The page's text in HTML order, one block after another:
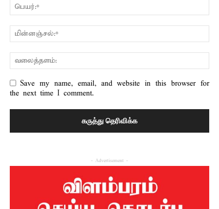
Save my name, email, and website in this browser for
the next time I comment.
- Advertisement -